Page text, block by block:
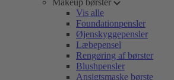
Makeup børster
Vis alle
Foundationpensler
Øjenskyggepensler
Læbepensel
Rengøring af børster
Blushpensler
Ansigtsmaske børste